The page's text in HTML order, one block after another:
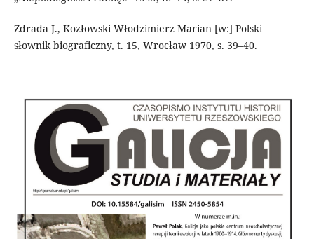
Zdrada J., Kozłowski Włodzimierz Marian [w:] Polski
słownik biograficzny, t. 15, Wrocław 1970, s. 39–40.